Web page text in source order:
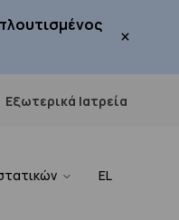
×
Εξωτερικά Ιατρεία
EL